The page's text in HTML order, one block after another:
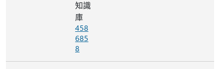
知識
庫
458
685
8